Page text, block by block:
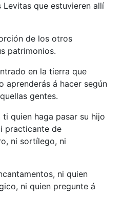
que estuvieren allí
de los otros
patrimonios.
en la tierra que
aprenderás á hacer según
gentes.
ti quien haga pasar su hijo
practicante de
ni sortílego, ni
ni quien
ni quien pregunte á